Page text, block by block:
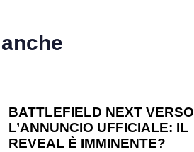
BATTLEFIELD NEXT VERSO
L’ANNUNCIO UFFICIALE: IL
REVEAL È IMMINENTE?